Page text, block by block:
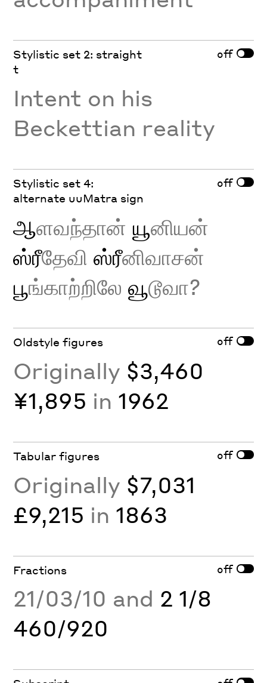
Stylistic set 2: straight
t
off
Intent on his
Beckettian reality
Stylistic set 4:
alternate uuMatra sign
off
ஆளவந்தான்யூனியன்
ஸ்ரீதேவிஸ்ரீனிவாசன்
பூங்காற்றிலேவூடூவா?
Oldstyle figures off
Originally $3,460
¥1,895 in 1962
Tabular figures off
Originally $7,031
£9,215 in 1863
Fractions off
21/03/10 and 2 1/8
460/920